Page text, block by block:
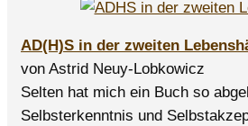
AD(H)S in der zweiten
von Astrid Neuy-Lobkowicz
Selten hat mich ein Buch so
Selbsterkenntnis und